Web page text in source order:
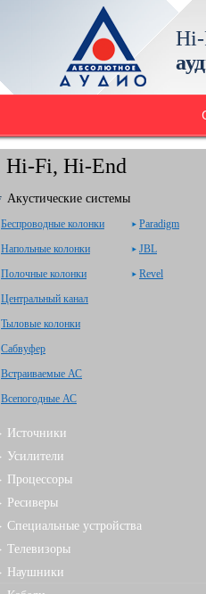
Hi-Fi, Hi-End
Акустические системы
Беспроводные колонки
Напольные колонки
Полочные колонки
Центральный канал
Тыловые колонки
Сабвуфер
Встраиваемые АС
Всепогодные АС
Paradigm
JBL
Revel
Источники
Усилители
Процессоры
Ресиверы
Специальные устройства
Телевизоры
Наушники